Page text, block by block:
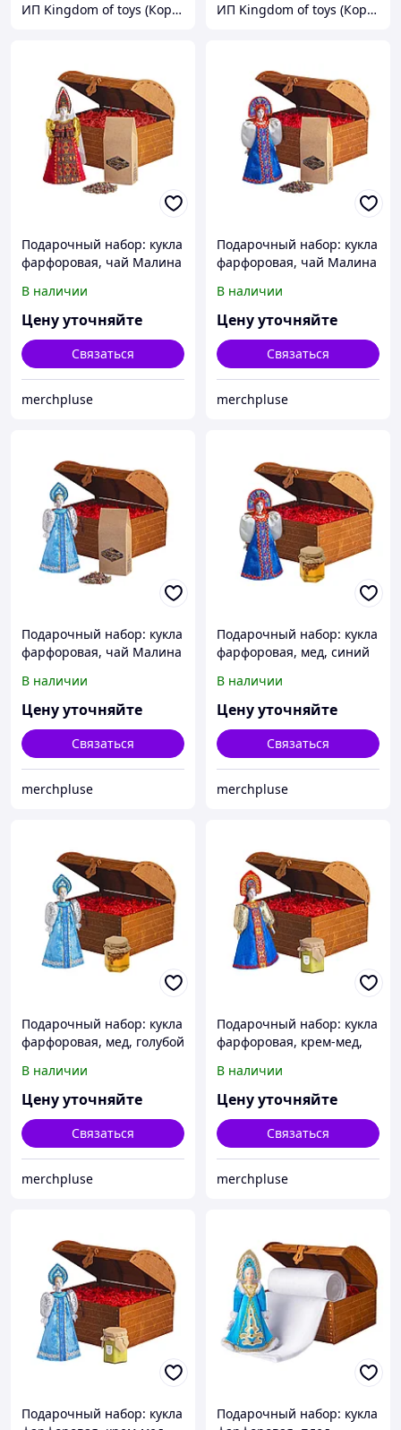
ИП Kingdom of toys (Королевство игрушек) ИП Kingdom of toys (Королевство игрушек)
Подарочный набор: кукла
фарфоровая, чай Малина
В наличии
Цену уточняйте
Связаться
merchpluse
Подарочный набор: кукла
фарфоровая, чай Малина
В наличии
Цену уточняйте
Связаться
merchpluse
Подарочный набор: кукла
фарфоровая, чай Малина
В наличии
Цену уточняйте
Связаться
merchpluse
Подарочный набор: кукла
фарфоровая, мед, синий
В наличии
Цену уточняйте
Связаться
merchpluse
Подарочный набор: кукла
фарфоровая, мед, голубой
В наличии
Цену уточняйте
Связаться
merchpluse
Подарочный набор: кукла
фарфоровая, крем-мед,
В наличии
Цену уточняйте
Связаться
merchpluse
Подарочный набор: кукла
Подарочный набор: кукла